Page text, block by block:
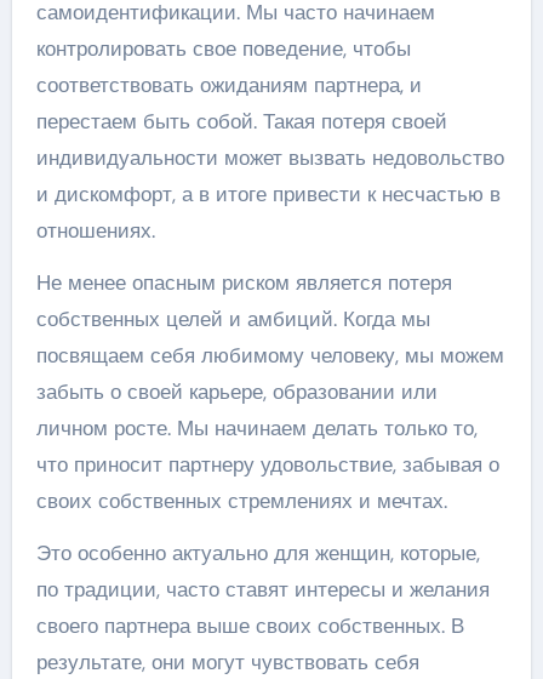
самоидентификации. Мы часто начинаем
контролировать свое поведение, чтобы
соответствовать ожиданиям партнера, и
перестаем быть собой. Такая потеря своей
индивидуальности может вызвать недовольство
и дискомфорт, а в итоге привести к несчастью в
отношениях.
Не менее опасным риском является потеря
собственных целей и амбиций. Когда мы
посвящаем себя любимому человеку, мы можем
забыть о своей карьере, образовании или
личном росте. Мы начинаем делать только то,
что приносит партнеру удовольствие, забывая о
своих собственных стремлениях и мечтах.
Это особенно актуально для женщин, которые,
по традиции, часто ставят интересы и желания
своего партнера выше своих собственных. В
результате, они могут чувствовать себя